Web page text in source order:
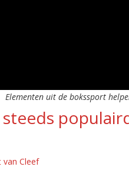
Elementen uit de bokssport
van Cleef